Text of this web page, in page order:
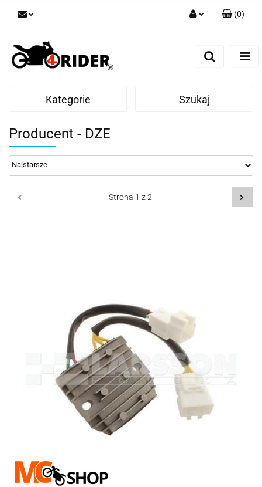
(0)
Kategorie Szukaj
Producent - DZE